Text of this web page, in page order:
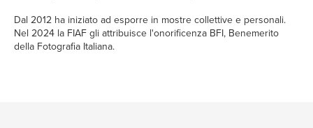
Dal 2012 ha iniziato ad esporre in mostre collettive e personali.
Nel 2024 la FIAF gli attribuisce l'onorificenza BFI, Benemerito
della Fotografia Italiana.